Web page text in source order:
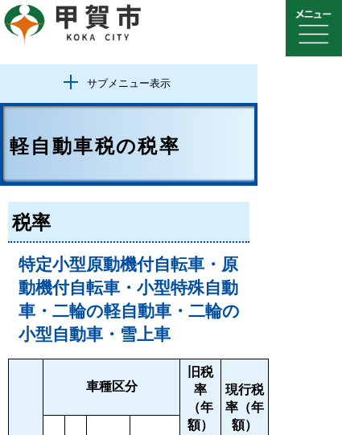
サブメニュー表示
軽自動車税の税率
税率
特定小型原動機付自転車・原
動機付自転車 ・小型特殊自動
車・二輪の軽自動車・二輪の
小型自動車・雪上車
車種区分
旧税
率
（年
額）
現行税
率（年
額）